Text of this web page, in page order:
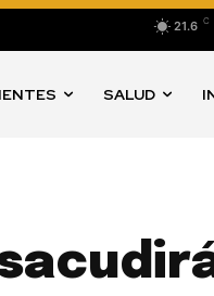
21.6 C
SALUD